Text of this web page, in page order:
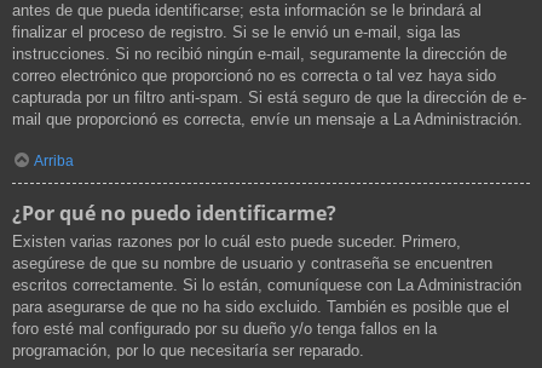
antes de que pueda identificarse; esta información se le brindará al
finalizar el proceso de registro. Si se le envió un e-mail, siga las
instrucciones. Si no recibió ningún e-mail, seguramente la dirección de
correo electrónico que proporcionó no es correcta o tal vez haya sido
capturada por un filtro anti-spam. Si está seguro de que la dirección de e-
mail que proporcionó es correcta, envíe un mensaje a La Administración.
Arriba
¿Por qué no puedo identificarme?
Existen varias razones por lo cuál esto puede suceder. Primero,
asegúrese de que su nombre de usuario y contraseña se encuentren
escritos correctamente. Si lo están, comuníquese con La Administración
para asegurarse de que no ha sido excluido. También es posible que el
foro esté mal configurado por su dueño y/o tenga fallos en la
programación, por lo que necesitaría ser reparado.